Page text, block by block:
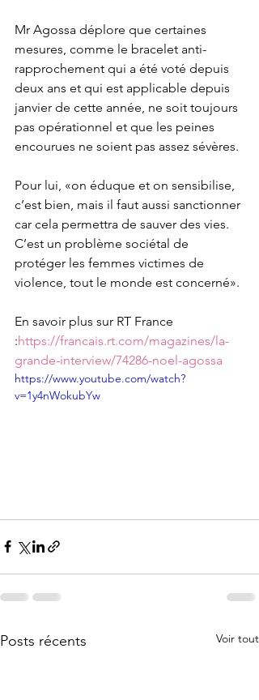
Mr Agossa déplore que certaines
mesures, comme le bracelet anti-
rapprochement qui a été voté depuis
deux ans et qui est applicable depuis
janvier de cette année, ne soit toujours
pas opérationnel et que les peines
encourues ne soient pas assez sévères.
Pour lui, «on éduque et on sensibilise,
c’est bien, mais il faut aussi sanctionner
car cela permettra de sauver des vies.
C’est un problème sociétal de
protéger les femmes victimes de
violence, tout le monde est concerné».
En savoir plus sur RT France
:https://francais.rt.com/magazines/la-
grande-interview/74286-noel-agossa
https://www.youtube.com/watch?
v=1y4nWokubYw
Posts récents Voir tout